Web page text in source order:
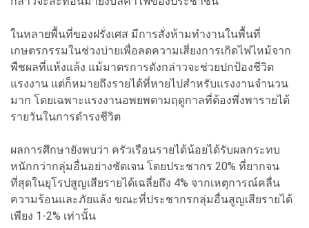
ในหลายพื้นที่ของฝรั่งเศส มีการสั่งห้ามทำงานในพื้นที่
เกษตรกรรมในช่วงบ่ายเพื่อลดความเสี่ยงการเกิดไฟไหม้จาก
พืชผลที่แห้งแล้ง แม้มาตรการดังกล่าวจะช่วยปกป้องชีวิต
แรงงาน แต่ก็หมายถึงรายได้ที่หายไปสำหรับแรงงานจำนวน
มาก โดยเฉพาะแรงงานอพยพตามฤดูกาลที่ต้องพึ่งพารายได้
รายวันในการดำรงชีวิต
ผลการศึกษายังพบว่า ครัวเรือนรายได้น้อยได้รับผลกระทบ
หนักกว่ากลุ่มอื่นอย่างชัดเจน โดยประชากร 20% ที่ยากจน
ที่สุดในยุโรปสูญเสียรายได้เฉลี่ยถึง 4% จากเหตุการณ์คลื่น
ความร้อนและภัยแล้ง ขณะที่ประชากรกลุ่มอื่นสูญเสียรายได้
เพียง 1-2% เท่านั้น